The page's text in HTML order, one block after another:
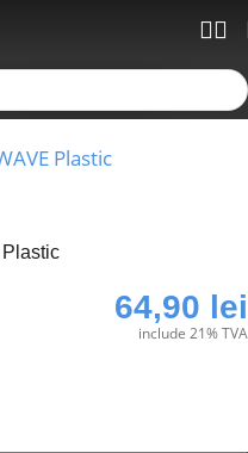
64,90 lei
include 21% TVA